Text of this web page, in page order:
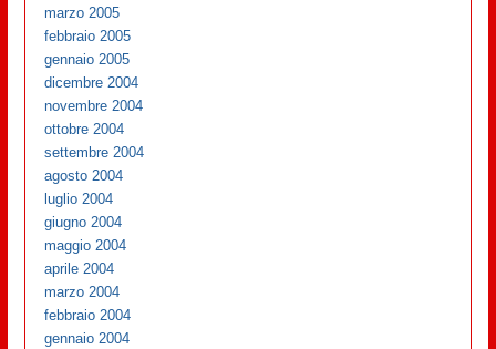
marzo 2005
febbraio 2005
gennaio 2005
dicembre 2004
novembre 2004
ottobre 2004
settembre 2004
agosto 2004
luglio 2004
giugno 2004
maggio 2004
aprile 2004
marzo 2004
febbraio 2004
gennaio 2004